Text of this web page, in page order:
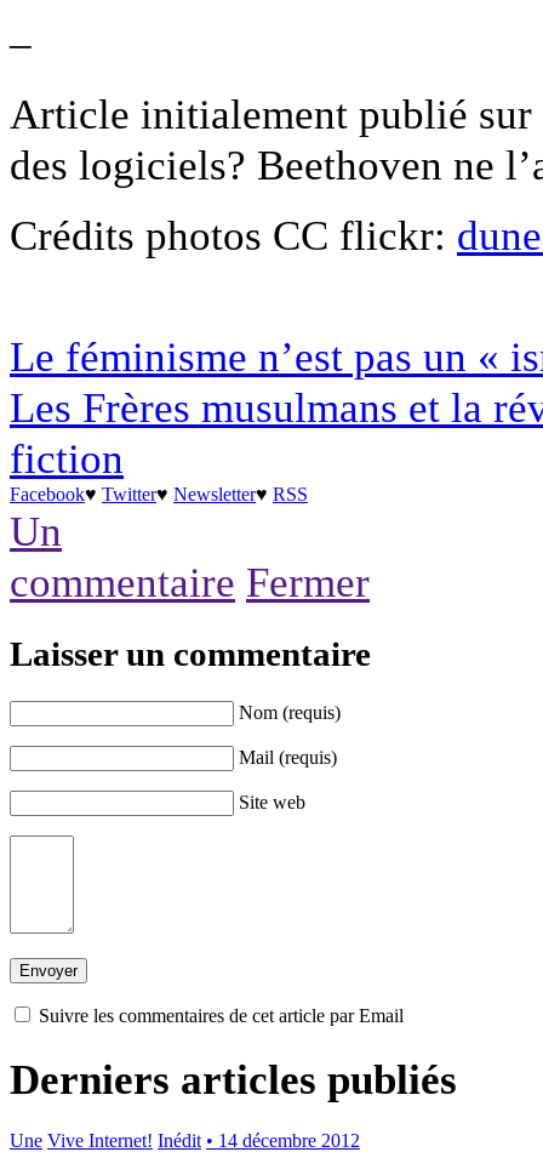
–
Article initialement publié
des logiciels? Beethoven ne
Crédits photos CC flickr:
Le féminisme n’est pas un «
Les Frères musulmans et la
fiction
Facebook♥ Twitter♥ Newsletter♥ RSS
Un
commentaire Fermer
Laisser un commentaire
Nom (requis)
Mail (requis)
Site web
Suivre les commentaires de cet article par Email
Derniers articles publiés
Une Vive Internet! Inédit • 14 décembre 2012